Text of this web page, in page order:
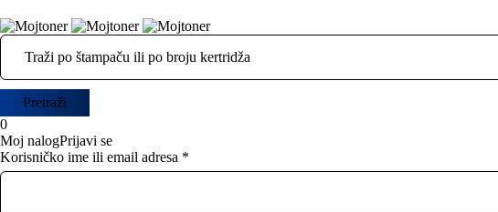
0
Moj nalogPrijavi se
Korisničko ime ili email adresa *